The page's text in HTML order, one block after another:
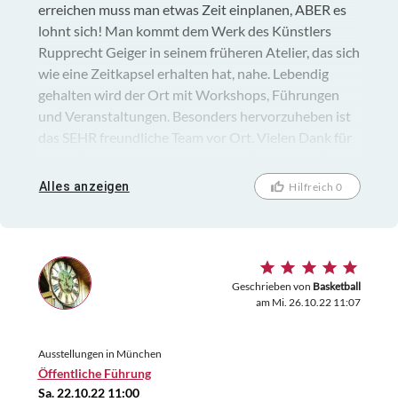
erreichen muss man etwas Zeit einplanen, ABER es
lohnt sich! Man kommt dem Werk des Künstlers
Rupprecht Geiger in seinem früheren Atelier, das sich
wie eine Zeitkapsel erhalten hat, nahe. Lebendig
gehalten wird der Ort mit Workshops, Führungen
und Veranstaltungen. Besonders hervorzuheben ist
das SEHR freundliche Team vor Ort. Vielen Dank für
Empfang!
Alles anzeigen Hilfreich 0
Geschrieben von Basketball
am Mi. 26.10.22 11:07
Ausstellungen in München
Öffentliche Führung
Sa. 22.10.22 11:00